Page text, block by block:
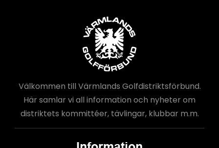
Välkommen till Värmlands Golfdistriktsförbund.
Här samlar vi all information och nyheter om
distriktets kommittéer, tävlingar, klubbar m.m.